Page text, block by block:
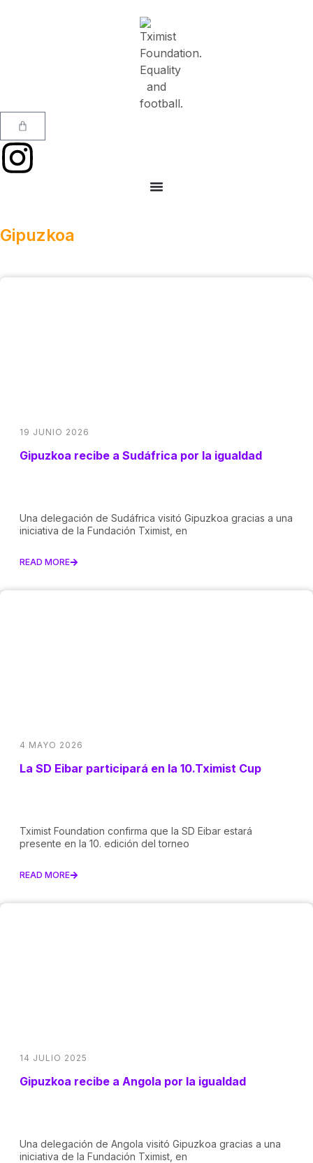
Gipuzkoa
19 JUNIO 2026
Gipuzkoa recibe a Sudáfrica por la igualdad
Una delegación de Sudáfrica visitó Gipuzkoa gracias a una
iniciativa de la Fundación Tximist, en
READ MORE
4 MAYO 2026
La SD Eibar participará en la 10.Tximist Cup
Tximist Foundation confirma que la SD Eibar estará
presente en la 10. edición del torneo
READ MORE
14 JULIO 2025
Gipuzkoa recibe a Angola por la igualdad
Una delegación de Angola visitó Gipuzkoa gracias a una
iniciativa de la Fundación Tximist, en